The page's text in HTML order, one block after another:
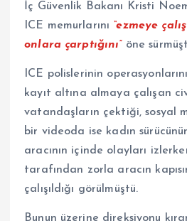
İç Güvenlik Bakanı Kristi
ICE memurlarını “ezmeye
onlara çarptığını” öne
ICE polislerinin
kayıt altına almaya çalışan
vatandaşların çektiği, sosyal
bir videoda ise kadın
aracının içinde olayları
tarafından zorla aracın
çalışıldığı görülmüştü.
Bunun üzerine direksiyonu